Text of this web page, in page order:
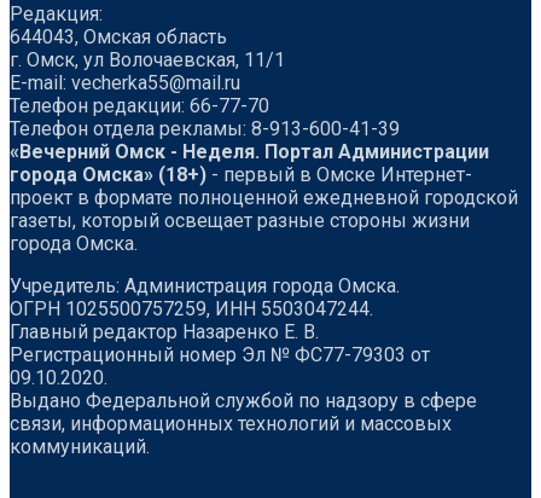
Редакция:
644043, Омская область
г. Омск, ул Волочаевская, 11/1
Е-mail: vecherka55@mail.ru
Телефон редакции: 66-77-70
Телефон отдела рекламы: 8-913-600-41-39
«Вечерний Омск - Неделя. Портал Администрации
города Омска» (18+) - первый в Омске Интернет-
проект в формате полноценной ежедневной городской
газеты, который освещает разные стороны жизни
города Омска.
Учредитель: Администрация города Омска.
ОГРН 1025500757259, ИНН 5503047244.
Главный редактор Назаренко Е. В.
Регистрационный номер Эл № ФС77-79303 от
09.10.2020.
Выдано Федеральной службой по надзору в сфере
связи, информационных технологий и массовых
коммуникаций.